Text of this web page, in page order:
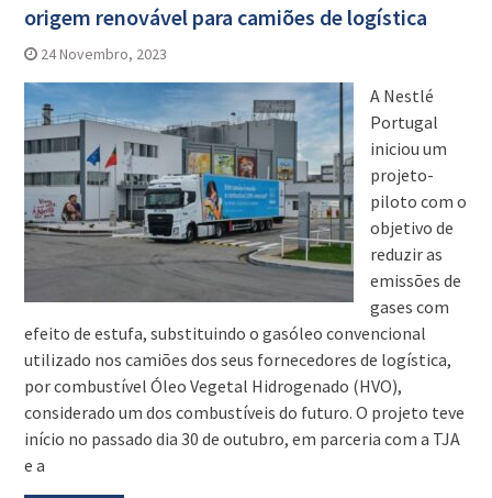
origem renovável para camiões de logística
24 Novembro, 2023
A Nestlé
Portugal
iniciou um
projeto-
piloto com o
objetivo de
reduzir as
emissões de
gases com
efeito de estufa, substituindo o gasóleo convencional
utilizado nos camiões dos seus fornecedores de logística,
por combustível Óleo Vegetal Hidrogenado (HVO),
considerado um dos combustíveis do futuro. O projeto teve
início no passado dia 30 de outubro, em parceria com a TJA
e a